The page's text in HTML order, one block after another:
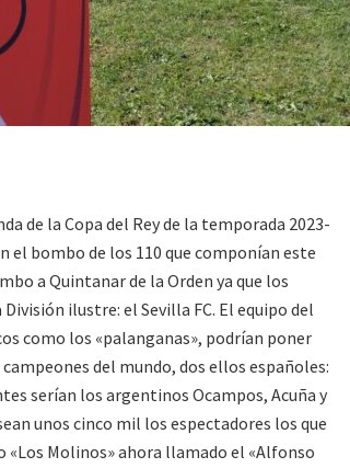
de la Copa del Rey de la temporada 2023-
el bombo de los 110 que componían este
a Quintanar de la Orden ya que los
ilustre: el Sevilla FC. El equipo del
como los «palanganas», podrían poner
del mundo, dos ellos españoles:
serían los argentinos Ocampos, Acuña y
unos cinco mil los espectadores los que
Molinos» ahora llamado el «Alfonso